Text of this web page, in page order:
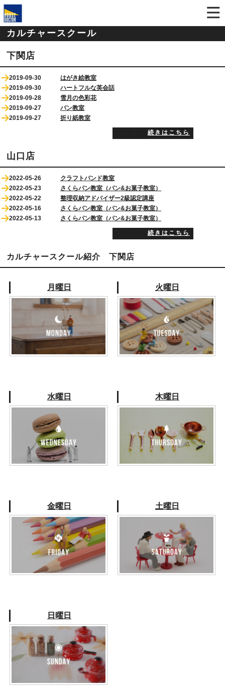
カルチャースクール
下関店
2019-09-30
はがき絵教室
2019-09-30
ハートフルな英会話
2019-09-28
雪月の色彩花
2019-09-27
パン教室
2019-09-27
折り紙教室
続きはこちら
山口店
2022-05-26
クラフトバンド教室
2022-05-23
さくらパン教室（パン&お菓子教室）
2022-05-22
整理収納アドバイザー2級認定講座
2022-05-16
さくらパン教室（パン&お菓子教室）
2022-05-13
さくらパン教室（パン&お菓子教室）
続きはこちら
カルチャースクール紹介 下関店
月曜日 火曜日
水曜日 木曜日
金曜日 土曜日
日曜日